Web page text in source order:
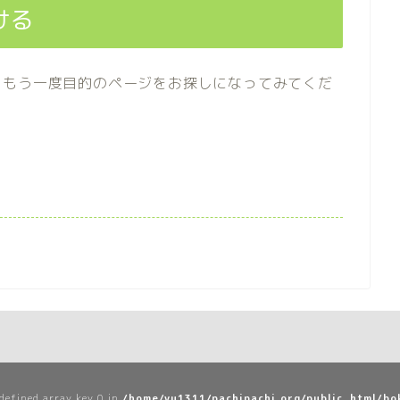
る
う一度目的のページをお探しになってみてくだ